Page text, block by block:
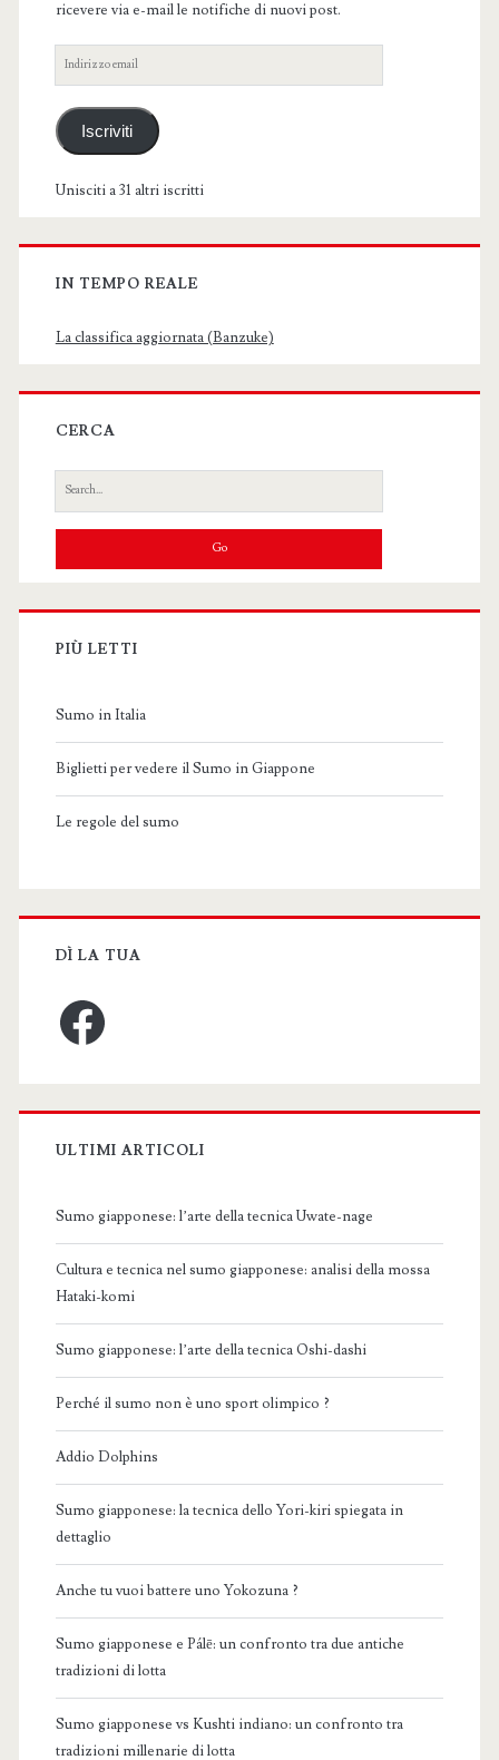
ricevere via e-mail le notifiche di nuovi post.
Indirizzo
email
Iscriviti
Unisciti a 31 altri iscritti
IN TEMPO REALE
La classifica aggiornata (Banzuke)
CERCA
Search
for:
PIÙ LETTI
Sumo in Italia
Biglietti per vedere il Sumo in Giappone
Le regole del sumo
DÌ LA TUA
Facebook
ULTIMI ARTICOLI
Sumo giapponese: l’arte della tecnica Uwate-nage
Cultura e tecnica nel sumo giapponese: analisi della mossa
Hataki-komi
Sumo giapponese: l’arte della tecnica Oshi-dashi
Perché il sumo non è uno sport olimpico ?
Addio Dolphins
Sumo giapponese: la tecnica dello Yori-kiri spiegata in
dettaglio
Anche tu vuoi battere uno Yokozuna ?
Sumo giapponese e Pálē: un confronto tra due antiche
tradizioni di lotta
Sumo giapponese vs Kushti indiano: un confronto tra
tradizioni millenarie di lotta